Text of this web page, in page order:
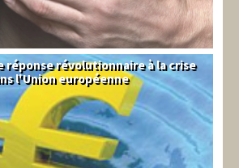
Syndical
réponse révolutionnaire à la crise
l'Union européenne